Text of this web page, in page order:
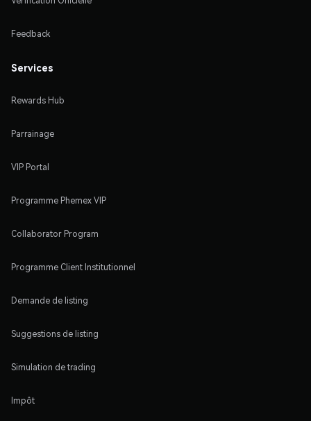
Feedback
Services
Rewards Hub
Parrainage
VIP Portal
Programme Phemex VIP
Collaborator Program
Programme Client Institutionnel
Demande de listing
Suggestions de listing
Simulation de trading
Impôt